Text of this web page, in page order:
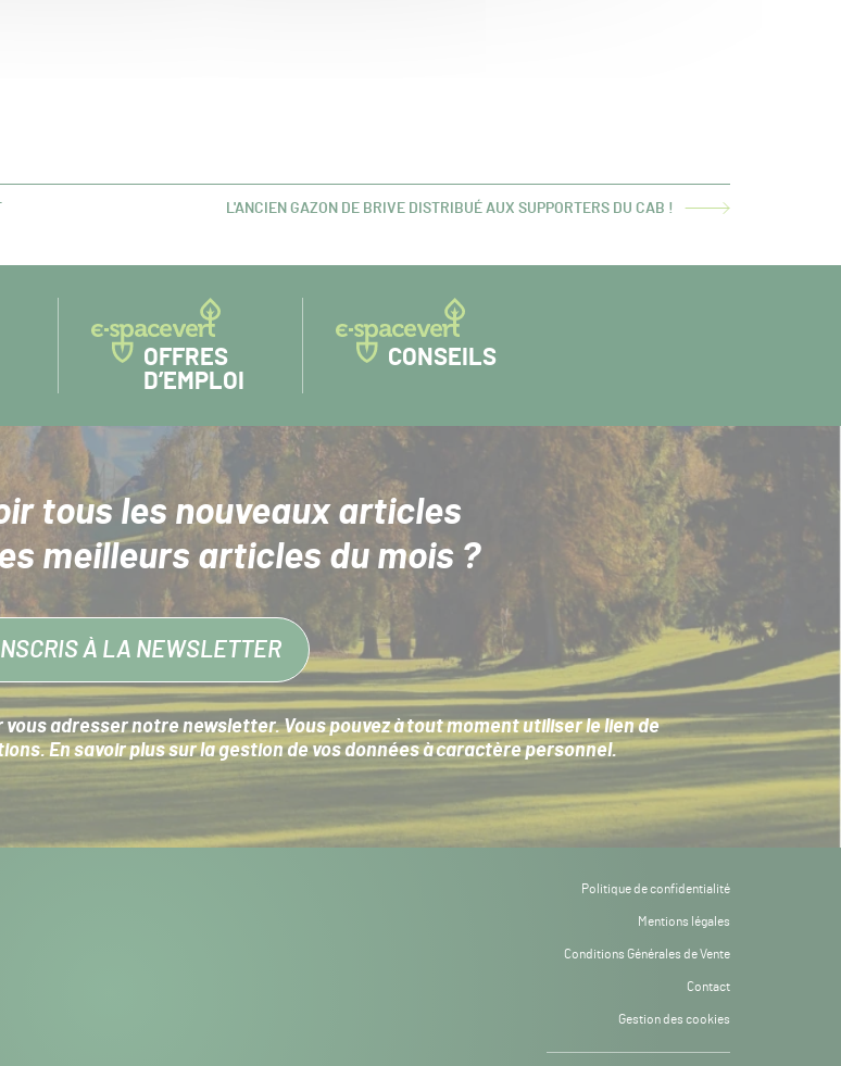
ARTICLE
L'ANCIEN GAZON DE BRIVE DISTRIBUÉ AUX SUPPORTERS DU CAB !
OFFRES
D’EMPLOI
CONSEILS
tous les nouveaux articles
meilleurs articles du mois ?
À LA NEWSLETTER
adresser notre newsletter. Vous pouvez à tout moment utiliser le lien de
En savoir plus sur lagestion de vos données à caractère personnel.
Politique de confidentialité
Mentions légales
Conditions Générales de Vente
Contact
Gestion des cookies